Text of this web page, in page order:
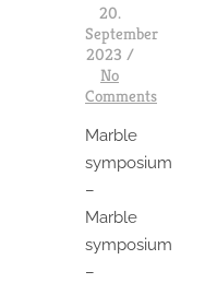
20.
September
2023 /
No
Comments
Marble
symposium
–
Marble
symposium
–